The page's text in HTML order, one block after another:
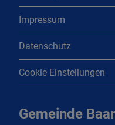
Impressum
Datenschutz
Cookie Einstellungen
Gemeinde